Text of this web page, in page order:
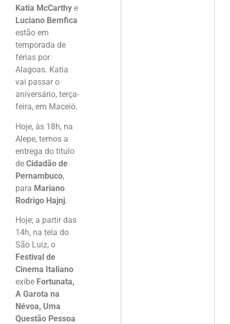
Katia McCarthy e
Luciano Bemfica
estão em
temporada de
férias por
Alagoas. Katia
vai passar o
aniversário, terça-
feira, em Maceió.
Hoje, às 18h, na
Alepe, temos a
entrega do titulo
de Cidadão de
Pernambuco,
para Mariano
Rodrigo Hajnj.
Hoje, a partir das
14h, na tela do
São Luiz, o
Festival de
Cinema Italiano
exibe Fortunata,
A Garota na
Névoa, Uma
Questão Pessoa